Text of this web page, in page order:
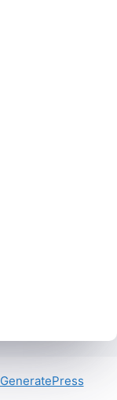
GeneratePress